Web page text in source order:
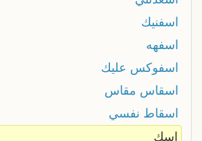
اسفنيك
اسفهه
اسفوكس عليك
اسقاس مقاس
اسقاط نفسي
اسك